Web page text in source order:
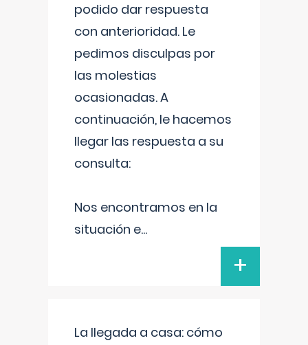
podido dar respuesta
con anterioridad. Le
pedimos disculpas por
las molestias
ocasionadas. A
continuación, le hacemos
llegar las respuesta a su
consulta:
Nos encontramos en la
situación e...
+
La llegada a casa: cómo